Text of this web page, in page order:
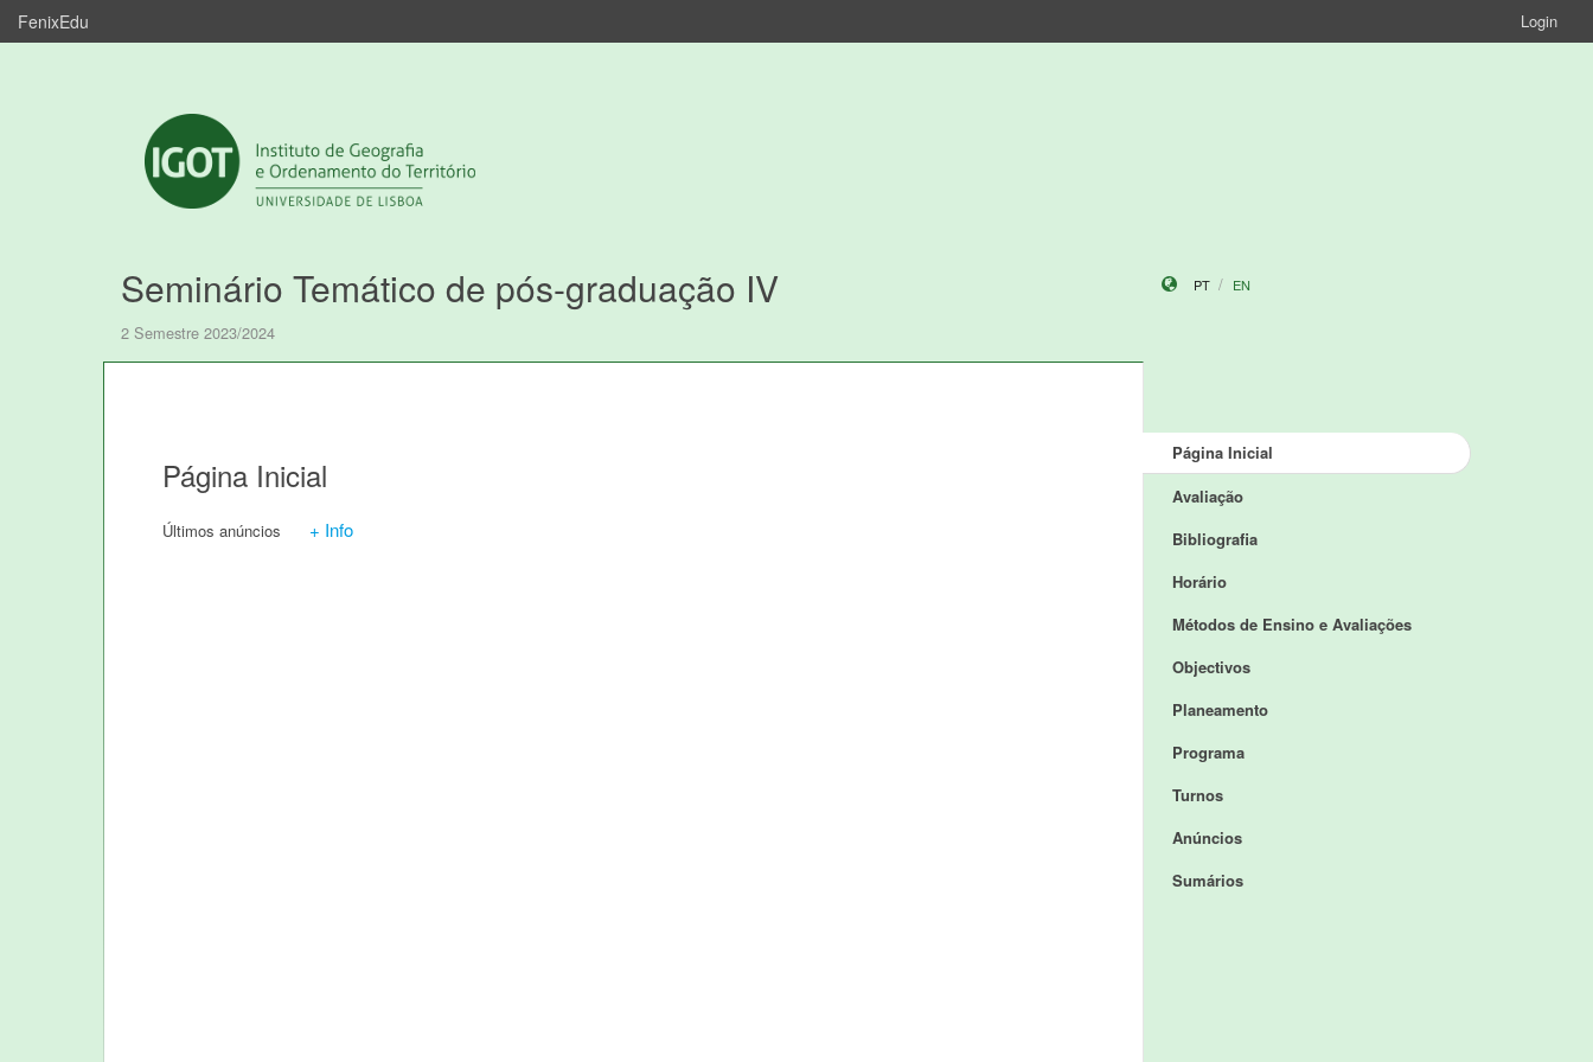
FenixEdu Login
Seminário Temático de pós-graduação IV
2 Semestre 2023/2024
PT EN
Página Inicial
Últimos anúncios + Info
Página Inicial
Avaliação
Bibliografia
Horário
Métodos de Ensino e Avaliações
Objectivos
Planeamento
Programa
Turnos
Anúncios
Sumários